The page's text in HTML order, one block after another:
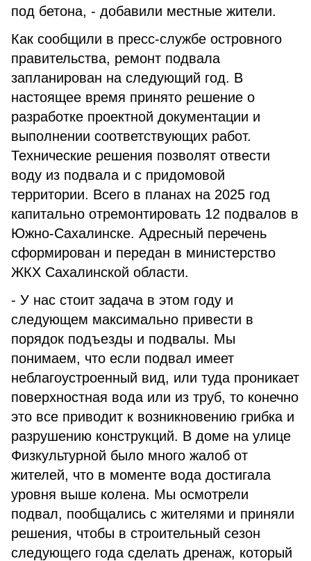
под бетона, - добавили местные жители.
Как сообщили в пресс-службе островного
правительства, ремонт подвала
запланирован на следующий год. В
настоящее время принято решение о
разработке проектной документации и
выполнении соответствующих работ.
Технические решения позволят отвести
воду из подвала и с придомовой
территории. Всего в планах на 2025 год
капитально отремонтировать 12 подвалов в
Южно-Сахалинске. Адресный перечень
сформирован и передан в министерство
ЖКХ Сахалинской области.
- У нас стоит задача в этом году и
следующем максимально привести в
порядок подъезды и подвалы. Мы
понимаем, что если подвал имеет
неблагоустроенный вид, или туда проникает
поверхностная вода или из труб, то конечно
это все приводит к возникновению грибка и
разрушению конструкций. В доме на улице
Физкультурной было много жалоб от
жителей, что в моменте вода достигала
уровня выше колена. Мы осмотрели
подвал, пообщались с жителями и приняли
решения, чтобы в строительный сезон
следующего года сделать дренаж, который